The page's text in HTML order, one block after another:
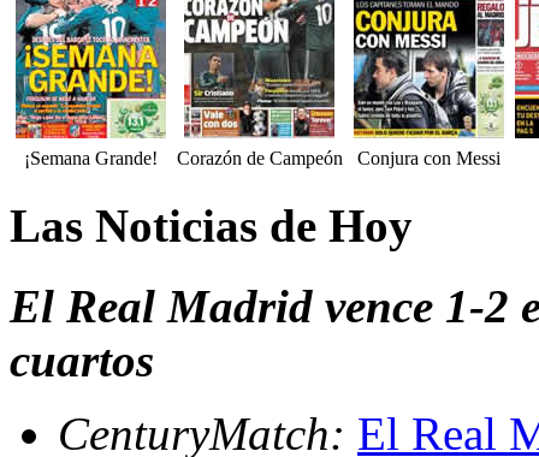
¡Semana Grande! Corazón de Campeón Conjura con Messi
Las Noticias de Hoy
El Real Madrid vence 1-2
cuartos
CenturyMatch: El Real